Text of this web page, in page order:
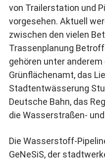
von Trailerstation und
vorgesehen. Aktuell
zwischen den vielen
Trassenplanung
gehören unter
Grünflächenamt, das
Stadtentwässerung
Deutsche Bahn, das
die Wasserstraßen-
Die Wasserstoff-
GeNeSiS, der